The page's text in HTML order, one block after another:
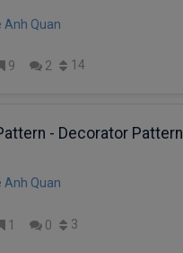
Anh Quan
9 2 14
- Decorator Pattern
Anh Quan
1 0 3